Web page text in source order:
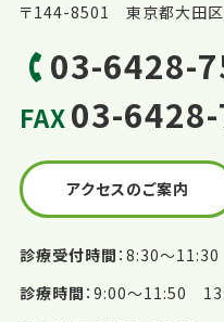
〒144-8501 東京都大田区
03-6428-
FAX03-
アクセスのご案内
診療受付時間 8:30〜
診療時間 9:00〜11:50